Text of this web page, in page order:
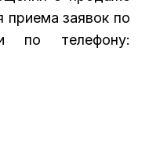
приема заявок по
по телефону: